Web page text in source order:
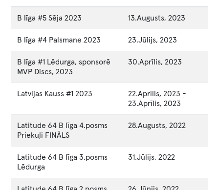
B līga #5 Sēja 2023 13.Augusts, 2023
B līga #4 Palsmane 2023 23.Jūlijs, 2023
B līga #1 Lēdurga, sponsorē
MVP Discs, 2023
30.Aprīlis, 2023
Latvijas Kauss #1 2023 22.Aprīlis, 2023 -
23.Aprīlis, 2023
Latitude 64 B līga 4.posms
Priekuļi FINĀLS
28.Augusts, 2022
Latitude 64 B līga 3.posms
Lēdurga
31.Jūlijs, 2022